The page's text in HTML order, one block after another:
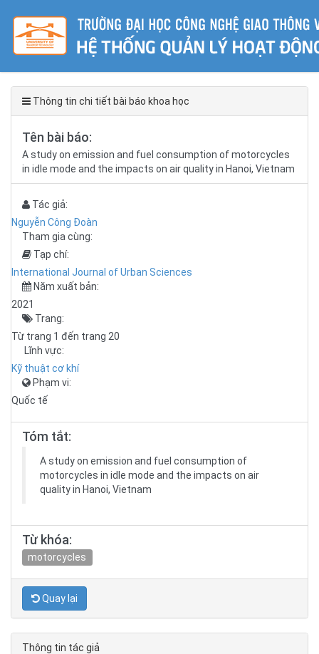
Thông tin chi tiết bài báo khoa học
Tên bài báo:
A study on emission and fuel consumption of motorcycles
in idle mode and the impacts on air quality in Hanoi, Vietnam
Tác giả:
Nguyễn Công Đoàn
Tham gia cùng:
Tạp chí:
International Journal of Urban Sciences
Năm xuất bản:
2021
Trang:
Từ trang 1 đến trang 20
Lĩnh vực:
Kỹ thuật cơ khí
Phạm vi:
Quốc tế
Tóm tắt:
A study on emission and fuel consumption of
motorcycles in idle mode and the impacts on air
quality in Hanoi, Vietnam
Từ khóa:
motorcycles
Quay lại
Thông tin tác giả